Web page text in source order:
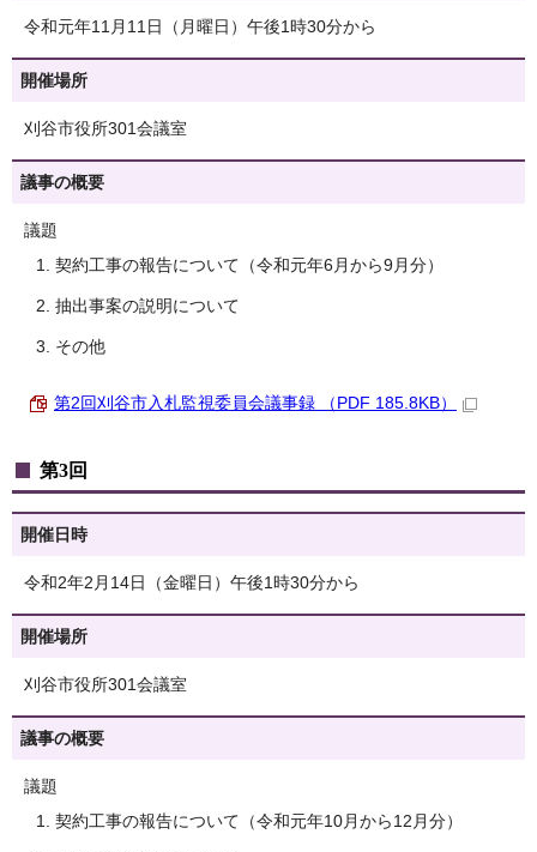
令和元年11月11日（月曜日）午後1時30分から
開催場所
刈谷市役所301会議室
議事の概要
議題
契約工事の報告について（令和元年6月から9月分）
抽出事案の説明について
その他
第2回刈谷市入札監視委員会議事録 （PDF 185.8KB）
第3回
開催日時
令和2年2月14日（金曜日）午後1時30分から
開催場所
刈谷市役所301会議室
議事の概要
議題
契約工事の報告について（令和元年10月から12月分）